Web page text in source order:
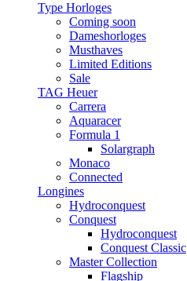
Type Horloges
Coming soon
Dameshorloges
Musthaves
Limited Editions
Sale
TAG Heuer
Carrera
Aquaracer
Formula 1
Solargraph
Monaco
Connected
Longines
Hydroconquest
Conquest
Hydroconquest
Conquest Classic
Master Collection
Flagship